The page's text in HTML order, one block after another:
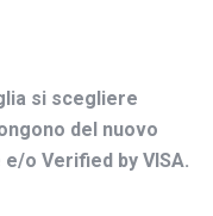
si scegliere
del nuovo
o Verified by VISA.